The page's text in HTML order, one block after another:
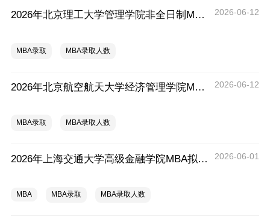
2026年北京理工大学管理学院非全日制MBA、EMBA一志愿拟录取分析解读 2026-06-12
MBA录取 MBA录取人数
2026年北京航空航天大学经济管理学院MBA一志愿拟录取分析解读 2026-06-12
MBA录取 MBA录取人数
2026年上海交通大学高级金融学院MBA拟录取分析解读 2026-06-01
MBA MBA录取 MBA录取人数